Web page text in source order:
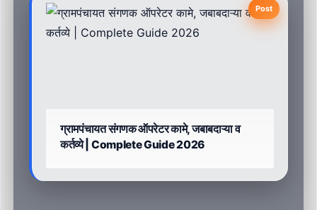
Post
ग्रामपंचायत संगणक ऑपरेटर कामे, जबाबदाऱ्या व
कर्तव्ये | Complete Guide 2026